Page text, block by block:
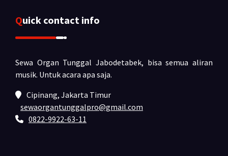
Quick contact info
Sewa Organ Tunggal Jabodetabek, bisa semua aliran
musik. Untuk acara apa saja.
Cipinang, Jakarta Timur
sewaorgantunggalpro@gmail.com
0822-9922-63-11